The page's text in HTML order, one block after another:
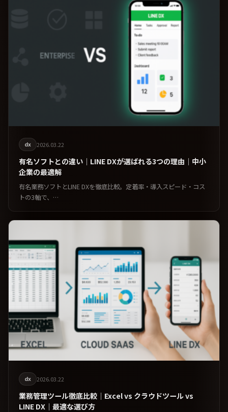
dx 2026.03.22
有名ソフトとの違い｜LINE DXが選ばれる3つの理由｜中小
企業の最適解
有名業務ソフトとLINE DXを徹底比較。定着率・導入スピード・コス
トの3軸で、…
dx 2026.03.22
業務管理ツール徹底比較｜Excel vs クラウドツール vs
LINE DX｜最適な選び方